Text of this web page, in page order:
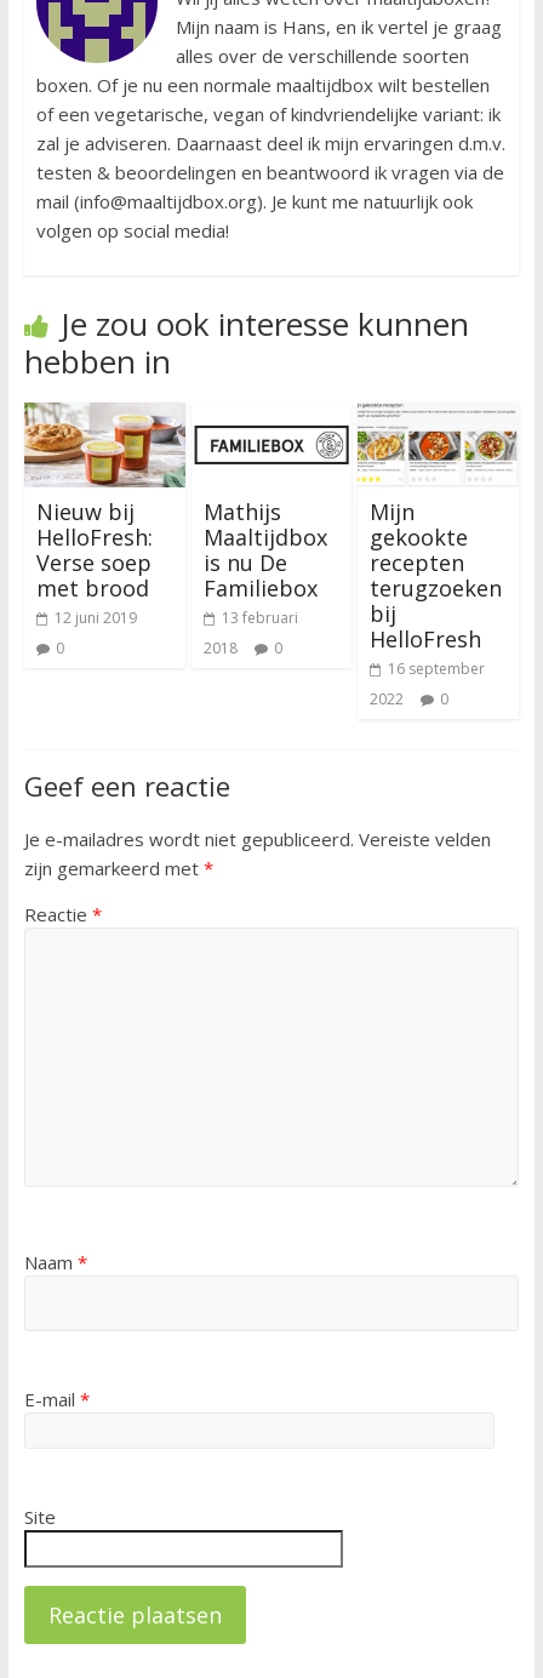
Mijn naam is Hans, en ik vertel je graag
alles over de verschillende soorten
boxen. Of je nu een normale maaltijdbox wilt bestellen
of een vegetarische, vegan of kindvriendelijke variant: ik
zal je adviseren. Daarnaast deel ik mijn ervaringen d.m.v.
testen & beoordelingen en beantwoord ik vragen via de
mail (info@maaltijdbox.org). Je kunt me natuurlijk ook
volgen op social media!
Je zou ook interesse kunnen
hebben in
Nieuw bij
HelloFresh:
Verse soep
met brood
12 juni 2019
0
Mathijs
Maaltijdbox
is nu De
Familiebox
13 februari
2018
0
Mijn
gekookte
recepten
terugzoeken
bij
HelloFresh
16 september
2022
0
Geef een reactie
Je e-mailadres wordt niet gepubliceerd. Vereiste velden
zijn gemarkeerd met *
Reactie *
Naam *
E-mail *
Site